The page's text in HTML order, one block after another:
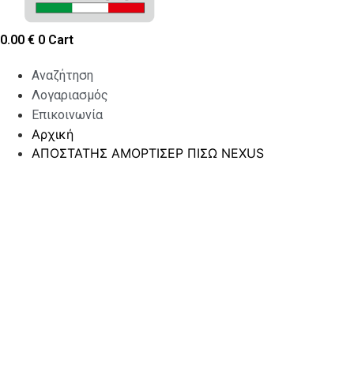
0.00 € 0 Cart
Αναζήτηση
Λογαριασμός
Επικοινωνία
Αρχική
ΑΠΟΣΤΑΤΗΣ ΑΜΟΡΤΙΣΕΡ ΠΙΣΩ NEXUS